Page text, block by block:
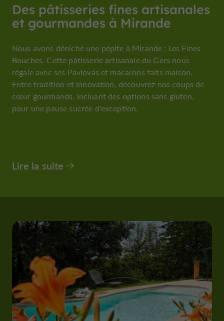
Des pâtisseries fines artisanales
et gourmandes à Mirande
Nous avons déniché une pépite à Mirande : Les Fines
Bouches. Cette pâtisserie artisanale du Gers nous
régale avec ses Pavlovas et macarons faits maison.
Entre tradition et innovation, découvrez nos coups de
cœur gourmands, incluant des options sans gluten,
pour une pause sucrée d'exception.
Lire la suite